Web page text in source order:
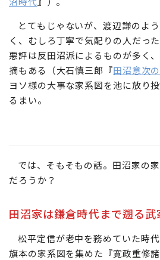
とてもじゃないが、渡辺謙のよ
く、むしろ丁寧で気配りの人だっ
悪評は反田沼派によるものが多く
摘もある（大石慎三郎『田沼意次
ヨソ様の大事な家系図を池に放り
るまい。
では、そもそもの話。田沼家の
だろうか？
田沼家は鎌倉時代まで遡る武
松平定信が老中を務めていた時
旗本の家系図を集めた『寛政重修